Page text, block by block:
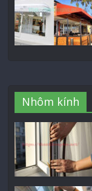
Nhôm kính